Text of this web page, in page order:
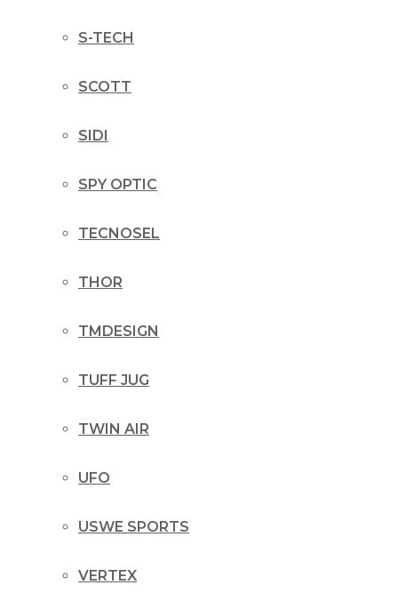
S-TECH
SCOTT
SIDI
SPY OPTIC
TECNOSEL
THOR
TMDESIGN
TUFF JUG
TWIN AIR
UFO
USWE SPORTS
VERTEX